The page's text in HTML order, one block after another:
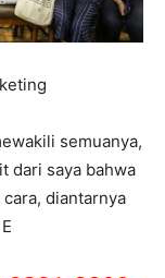
semuanya,
dari saya bahwa
diantarnya